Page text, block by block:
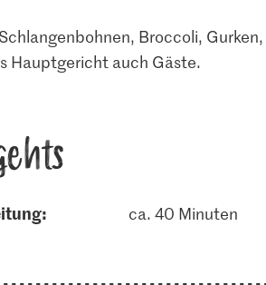
Broccoli,
Hauptgericht auch Gäste.
ca. 40 Minuten